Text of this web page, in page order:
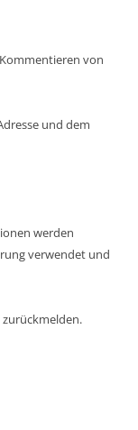
von
und dem
werden
verwendet und